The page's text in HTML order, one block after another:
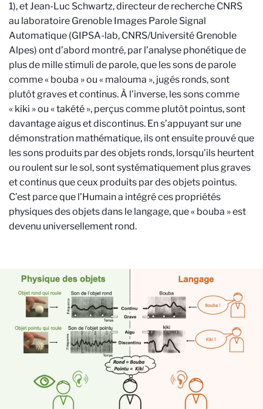
1), et Jean-Luc Schwartz, directeur de recherche CNRS
au laboratoire Grenoble Images Parole Signal
Automatique (GIPSA-lab, CNRS/Université Grenoble
Alpes) ont d’abord montré, par l’analyse phonétiquede
plus de mille stimuli de parole,que les sons de parole
comme « bouba » ou « malouma », jugés ronds, sont
plutôt graves et continus. À l’inverse, les sons comme
« kiki » ou « takété », perçus comme plutôt pointus, sont
davantage aigus et discontinus. En s’appuyant sur une
démonstration mathématique, ils ont ensuite prouvé que
les sons produits par des objets ronds, lorsqu’ils heurtent
ou roulent sur le sol, sont systématiquement plus graves
et continus que ceux produits par des objets pointus.
C’est parce que l’Humain a intégréces propriétés
physiquesdes objetsdans le langage, que« bouba »est
devenu universellement rond.